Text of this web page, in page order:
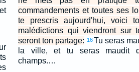
commandements et toutes ses
te prescris aujourd'hui, voici
malédictions qui viendront sur
seront ton partage: 16Tu seras
la ville, et tu seras maudit
champs.…